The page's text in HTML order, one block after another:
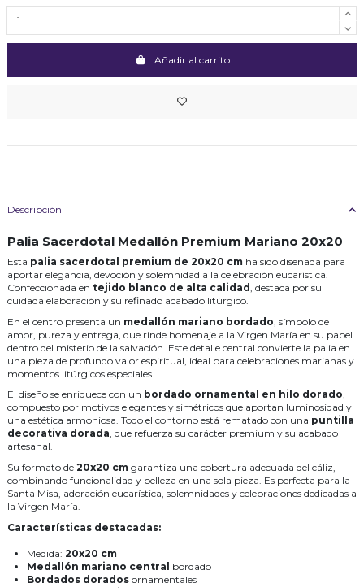
Añadir al carrito
Descripción
Palia Sacerdotal Medallón Premium Mariano 20x20
Esta palia sacerdotal premium de 20x20 cm ha sido diseñada para
aportar elegancia, devoción y solemnidad a la celebración eucarística.
Confeccionada en tejido blanco de alta calidad , destaca por su
cuidada elaboración y su refinado acabado litúrgico.
En el centro presenta un medallón mariano bordado , símbolo de
amor, pureza y entrega, que rinde homenaje a la Virgen María en su papel
dentro del misterio de la salvación. Este detalle central convierte la palia en
una pieza de profundo valor espiritual, ideal para celebraciones marianas y
momentos litúrgicos especiales.
El diseño se enriquece con un bordado ornamental en hilo dorado,
compuesto por motivos elegantes y simétricos que aportan luminosidad y
una estética armoniosa. Todo el contorno está rematado con una puntilla
decorativa dorada, que refuerza su carácter premium y su acabado
artesanal.
Su formato de 20x20 cm garantiza una cobertura adecuada del cáliz,
combinando funcionalidad y belleza en una sola pieza. Es perfecta para la
Santa Misa, adoración eucarística, solemnidades y celebraciones dedicadas a
la Virgen María.
Características destacadas:
Medida: 20x20 cm
Medallón mariano central bordado
Bordados dorados ornamentales